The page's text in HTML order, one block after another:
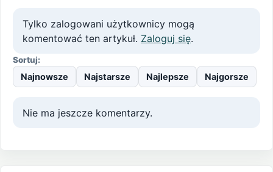
Tylko zalogowani użytkownicy mogą
komentować ten artykuł. Zaloguj się.
Sortuj:
Najnowsze Najstarsze Najlepsze Najgorsze
Nie ma jeszcze komentarzy.